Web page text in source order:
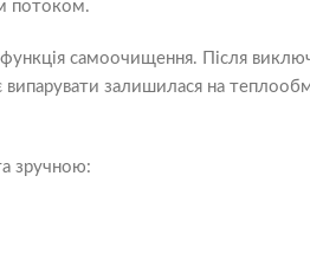
потоком.
самоочищення. Після
залишилася на
зручною: